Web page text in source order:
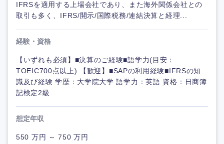
IFRSを適用する上場会社であり、また海外関係会社との
取引も多く、IFRS/開示/国際税務/連結決算と経理...
経験・資格
【いずれも必須】■決算のご経験■語学力(目安：
TOEIC700点以上) 【歓迎】■SAPの利用経験■IFRSの知
識及び経験 学歴：大学院大学 語学力：英語 資格：日商簿
記検定2級
想定年収
550 万円 ～ 750 万円